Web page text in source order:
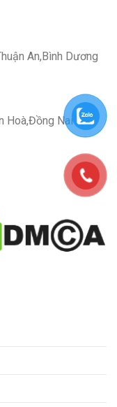
An,Bình Dương
Hoà,Đồng Nai